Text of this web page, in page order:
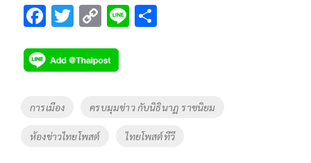
F
e
b
o
o
k
T
tt
er
C
p
y
Li
Li
Tags
การเมือง ครบมุมข่าว กับนิธินาฏ ราชนิยม
ห้องข่าวไทยโพสต์ ไทยโพสต์ทีวี